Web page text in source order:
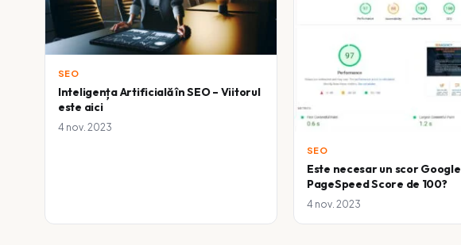
SEO
Inteligența Artificială în SEO – Viitorul
este aici
4 nov. 2023
SEO
Este necesar un scor Google
PageSpeed Score de 100?
4 nov. 2023